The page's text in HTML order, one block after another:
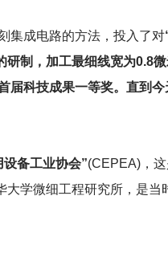
集成电路的方法，投入了对
制，加工最细线宽为0.8
届科技成果一等奖。直到
设备工业协会”(CEPEA)，
学微细工程研究所，是